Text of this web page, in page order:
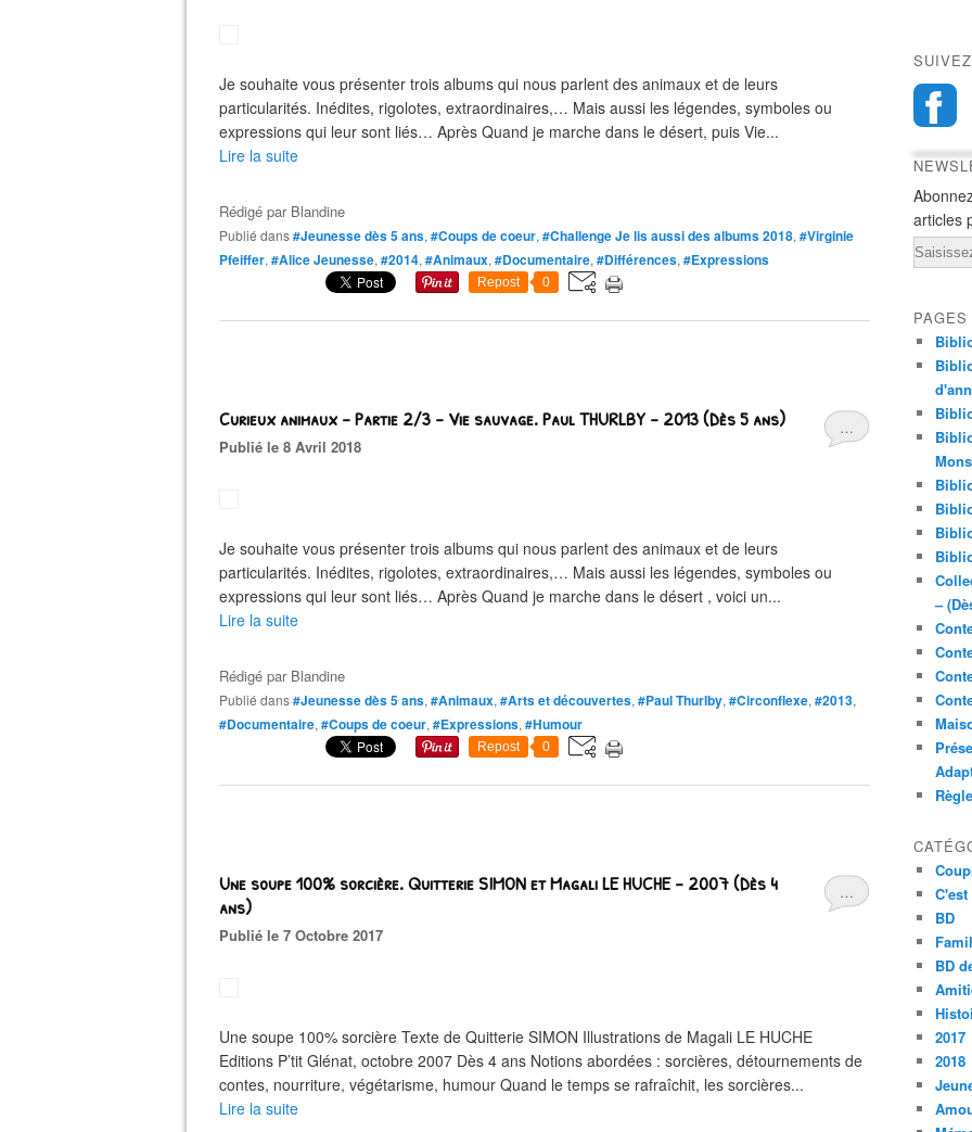
Je souhaite vous présenter trois albums qui nous parlent des animaux et de leurs
particularités. Inédites, rigolotes, extraordinaires,… Mais aussi les légendes, symboles ou
expressions qui leur sont liés… Après Quand je marche dans le désert, puis Vie...
Lire la suite
Rédigé par Blandine
Publié dans#Jeunesse dès 5 ans, #Coups de coeur, #Challenge Je lis aussi des albums 2018, #Virginie
Pfeiffer, #Alice Jeunesse, #2014, #Animaux, #Documentaire, #Différences, #Expressions
Repost 0
…
Curieux animaux – Partie 2/3 - Vie sauvage. Paul THURLBY – 2013 (Dès 5 ans)
Publié le 8 Avril 2018
Je souhaite vous présenter trois albums qui nous parlent des animaux et de leurs
particularités. Inédites, rigolotes, extraordinaires,… Mais aussi les légendes, symboles ou
expressions qui leur sont liés… Après Quand je marche dans le désert , voici un...
Lire la suite
Rédigé par Blandine
Publié dans#Jeunesse dès 5 ans, #Animaux, #Arts et découvertes, #Paul Thurlby, #Circonflexe, #2013,
#Documentaire, #Coups de coeur, #Expressions, #Humour
Repost 0
…
Une soupe 100% sorcière. Quitterie SIMON et Magali LE HUCHE – 2007 (Dès 4
ans)
Publié le 7 Octobre 2017
Une soupe 100% sorcière Texte de Quitterie SIMON Illustrations de Magali LE HUCHE
Editions P’tit Glénat, octobre 2007 Dès 4 ans Notions abordées : sorcières, détournements de
contes, nourriture, végétarisme, humour Quand le temps se rafraîchit, les sorcières...
Lire la suite
articles
Email
PAGES
–
BD
BD
2017
2018